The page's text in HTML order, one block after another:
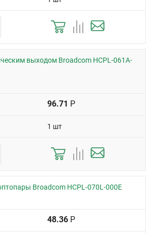
выходом Broadcom HCPL-061A-
96.71 Р
1 шт
Broadcom HCPL-070L-000E
48.36 Р